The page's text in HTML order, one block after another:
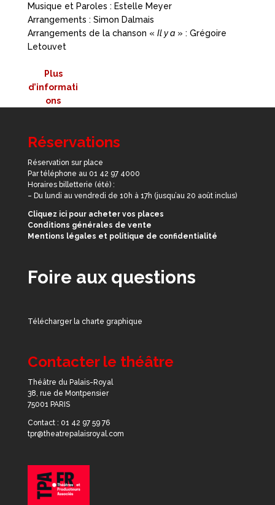
Musique et Paroles : Estelle Meyer
Arrangements : Simon Dalmais
Arrangements de la chanson « Il y a» : Grégoire
Letouvet
Plus
d’informati
ons
Réservations
Réservation sur place
Par téléphone au 01 42 97 4000
Horaires billetterie (été) :
– Du lundi au vendredi de 10h à 17h (jusqu’au 20 août inclus)
Cliquez ici pour acheter vos places
Conditions générales de vente
Mentions légales et politique de confidentialité
Foire aux questions
Télécharger la charte graphique
Contacter le théâtre
Théâtre du Palais-Royal
38, rue de Montpensier
75001 PARIS
Contact : 01 42 97 59 76
tpr@theatrepalaisroyal.com